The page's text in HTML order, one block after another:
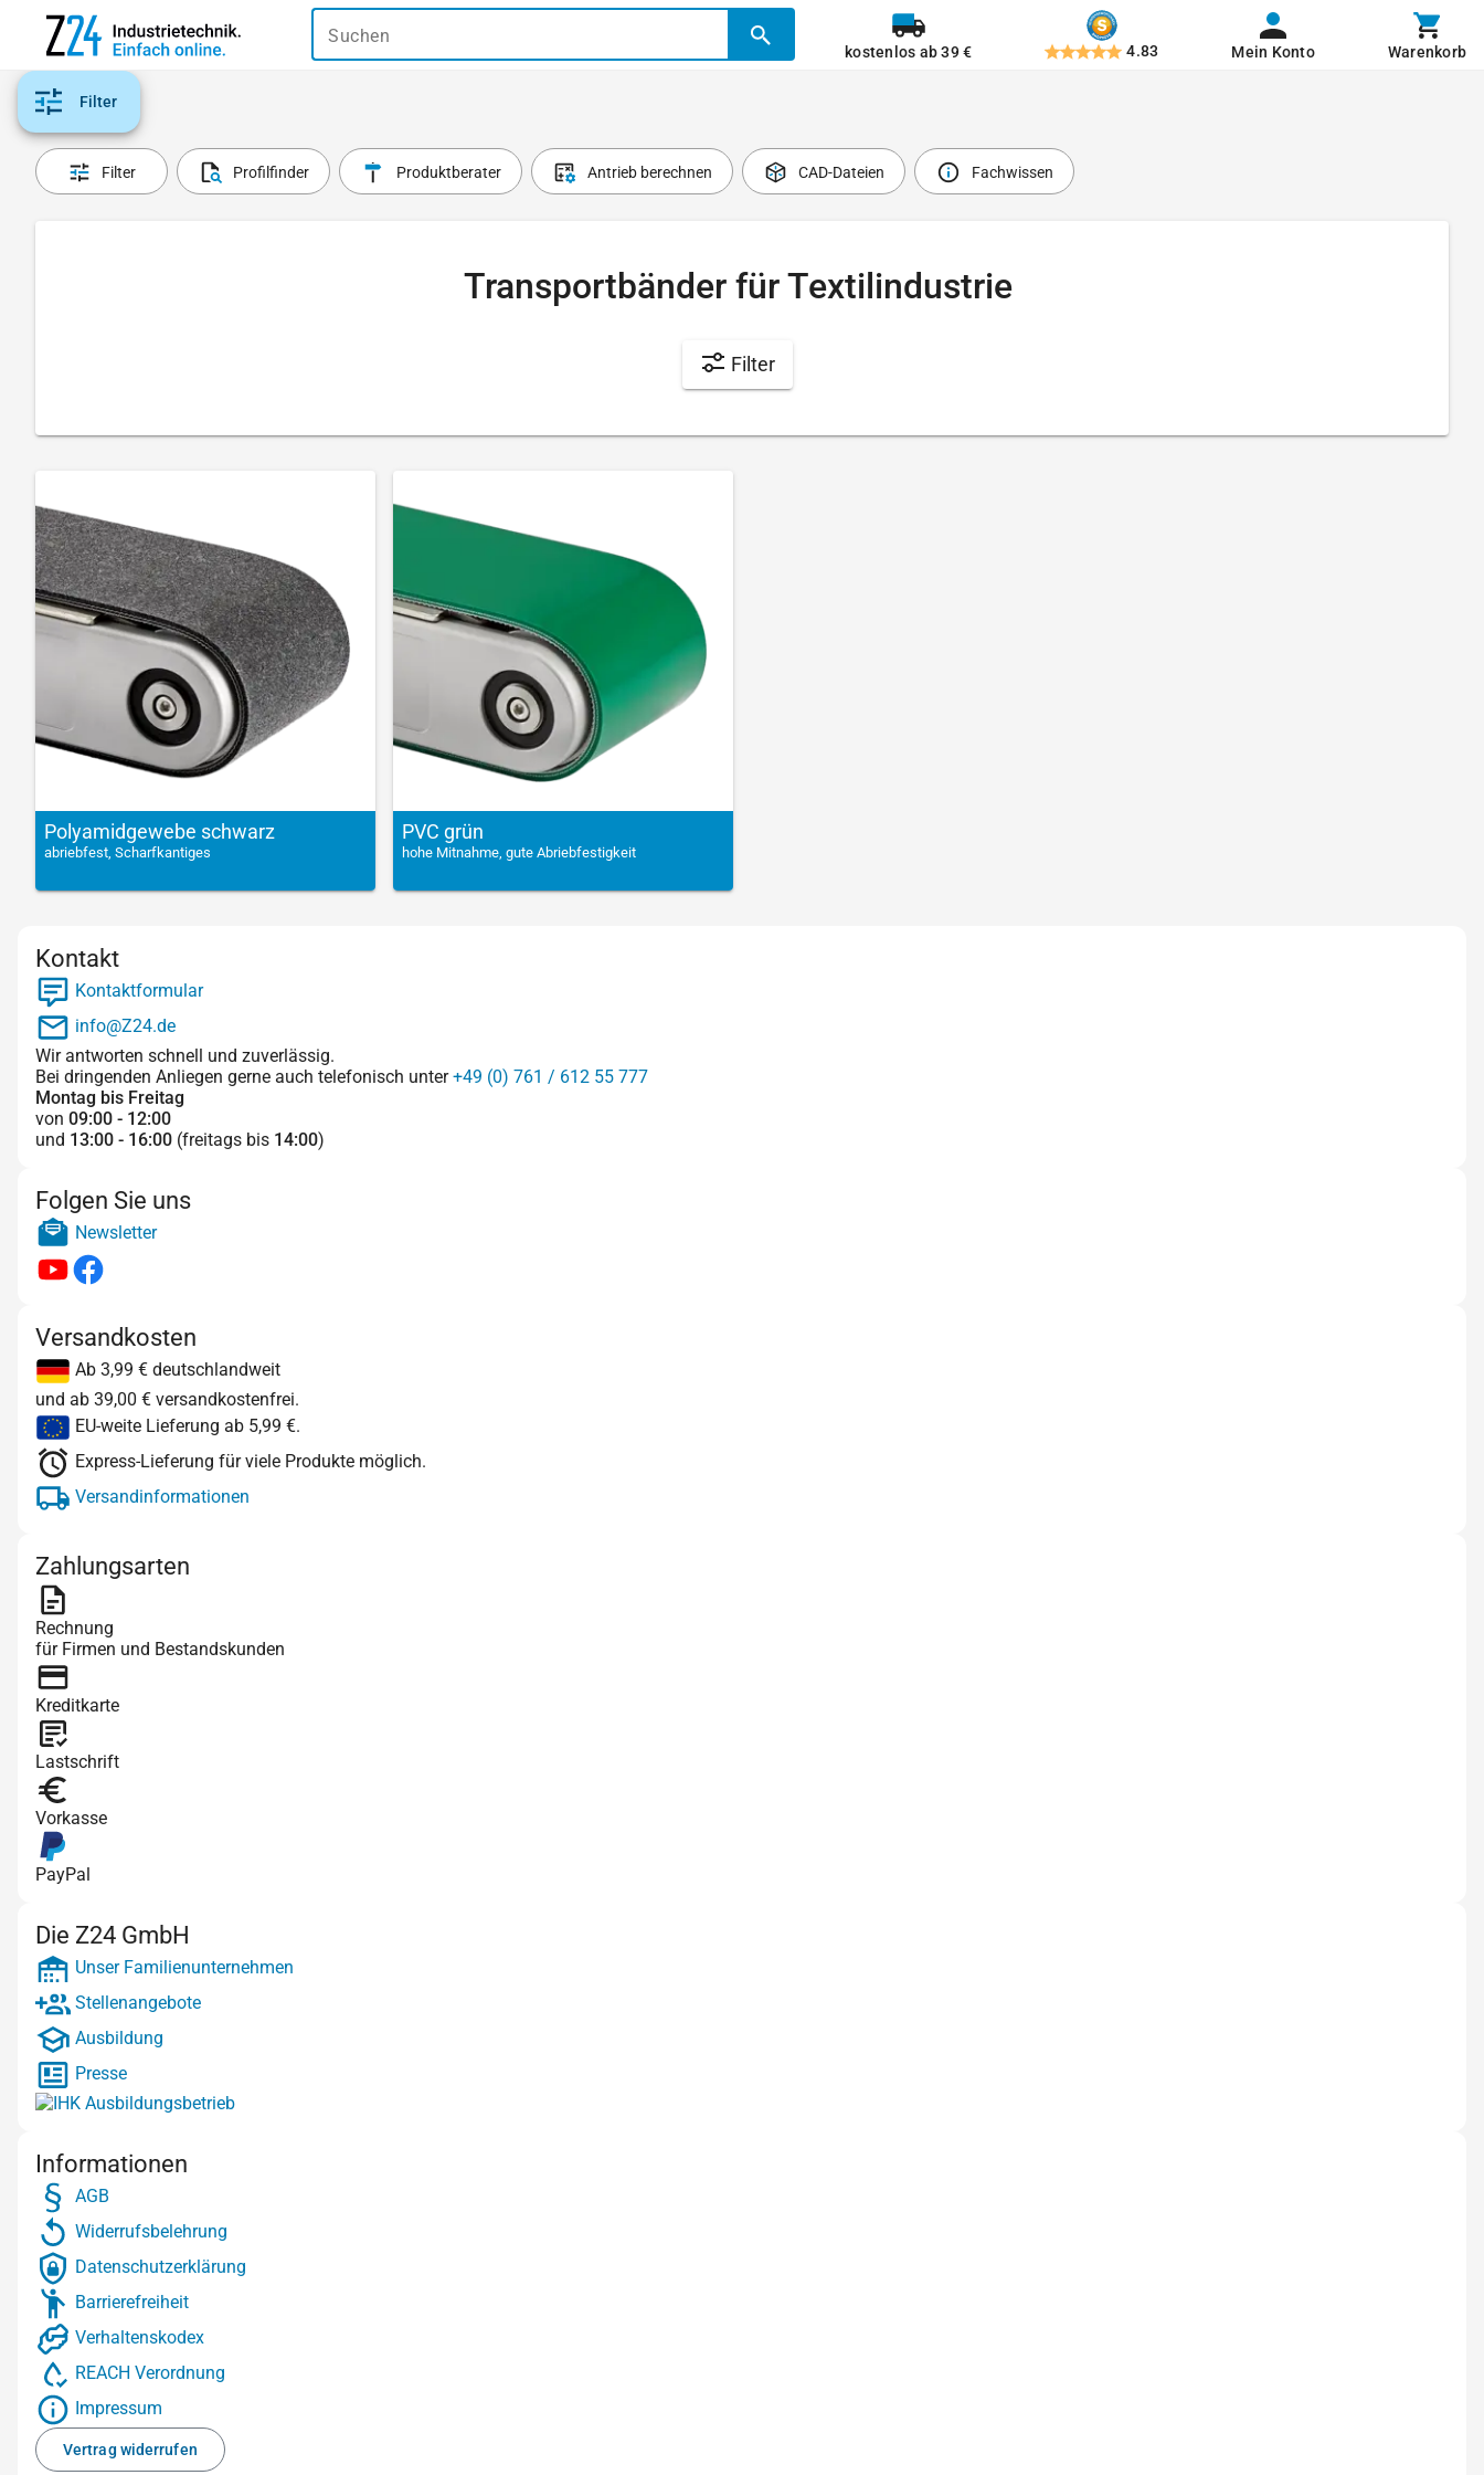
Suchen
kostenlos ab 39 € 4.83 Mein Konto Warenkorb
Filter
Filter Profilfinder Produktberater Antrieb berechnen CAD-Dateien Fachwissen
Transportbänder für Textilindustrie
Filter
Polyamidgewebe schwarz
abriebfest, Scharfkantiges
PVC grün
hohe Mitnahme, gute Abriebfestigkeit
Kontakt
Kontaktformular
info@Z24.de
Wir antworten schnell und zuverlässig.
Bei dringenden Anliegen gerne auch telefonisch unter+49 (0) 761 / 612 55 777
Montag bis Freitag
von 09:00 - 12:00
und 13:00 - 16:00 (freitags bis 14:00)
Folgen Sie uns
Newsletter
Versandkosten
Ab 3,99 € deutschlandweit
und ab 39,00 € versandkostenfrei.
EU-weite Lieferung ab 5,99 €.
Express-Lieferung für viele Produkte möglich.
Versandinformationen
Zahlungsarten
Rechnung
für Firmen und Bestandskunden
Kreditkarte
Lastschrift
Vorkasse
PayPal
Die Z24 GmbH
Unser Familienunternehmen
Stellenangebote
Ausbildung
Presse
Informationen
AGB
Widerrufsbelehrung
Datenschutzerklärung
Barrierefreiheit
Verhaltenskodex
REACH Verordnung
Impressum
Vertrag widerrufen